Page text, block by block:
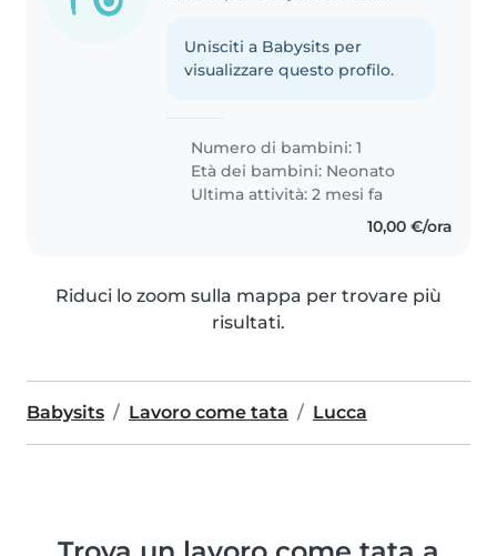
Unisciti a Babysits per
visualizzare questo profilo.
Numero di bambini: 1
Età dei bambini: Neonato
Ultima attività: 2 mesi fa
10,00 €/ora
Riduci lo zoom sulla mappa per trovare più
risultati.
Babysits Lavoro come tata Lucca